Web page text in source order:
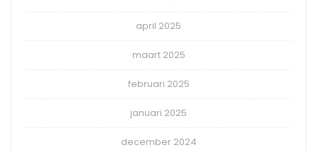
april 2025
maart 2025
februari 2025
januari 2025
december 2024